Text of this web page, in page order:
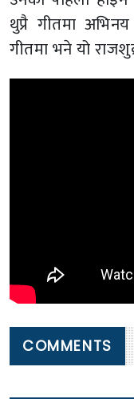
थुप्रै गीतमा
गीतमा भने यो
COMMENTS